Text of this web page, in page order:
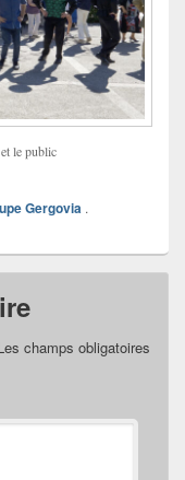
le public
Gergovia .
champs obligatoires